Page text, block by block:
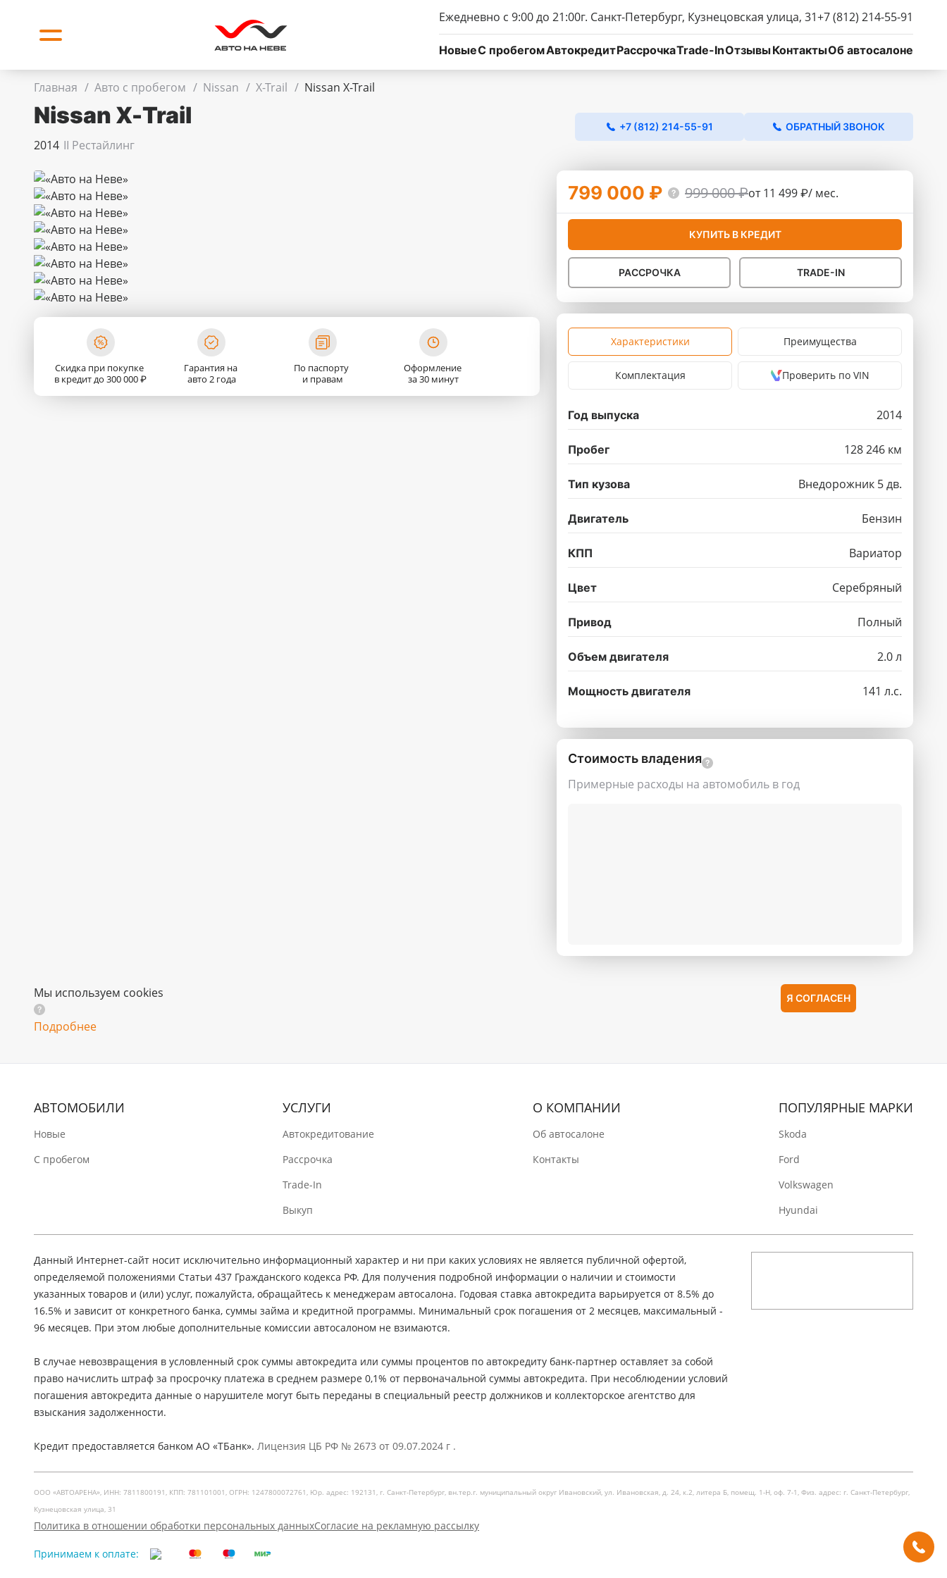
Ежедневно с 9:00 до 21:00г. Санкт-Петербург, Кузнецовская улица, 31+7 (812) 214-55-91
НовыеC пробегомАвтокредитРассрочкаTrade-InОтзывыКонтактыОб автосалоне
Главная / Авто с пробегом / Nissan / X-Trail / Nissan X-Trail
Nissan X-Trail
2014 II Рестайлинг
+7 (812) 214-55-91 ОБРАТНЫЙ ЗВОНОК
Скидка при покупке
в кредит до 300 000 ₽
Гарантия на
авто 2 года
По паспорту
и правам
Оформление
за 30 минут
799 000 ₽ 999 000 ₽от 11 499 ₽/ мес.
КУПИТЬ В КРЕДИТ
РАССРОЧКА TRADE-IN
Характеристики Преимущества
Комплектация Проверить по VIN
Год выпуска 2014
Пробег 128 246 км
Тип кузова Внедорожник 5 дв.
Двигатель Бензин
КПП Вариатор
Цвет Серебряный
Привод Полный
Объем двигателя 2.0 л
Мощность двигателя 141 л.с.
Стоимость владения
Примерные расходы на автомобиль в год
Мы используем cookies
Подробнее
Я СОГЛАСЕН
АВТОМОБИЛИ
Новые
C пробегом
УСЛУГИ
Автокредитование
Рассрочка
Trade-In
Выкуп
О КОМПАНИИ
Об автосалоне
Контакты
ПОПУЛЯРНЫЕ МАРКИ
Skoda
Ford
Volkswagen
Hyundai
Данный Интернет-сайт носит исключительно информационный характер и ни при каких условиях не является публичной офертой,
определяемой положениями Статьи 437 Гражданского кодекса РФ. Для получения подробной информации о наличии и стоимости
указанных товаров и (или) услуг, пожалуйста, обращайтесь к менеджерам автосалона. Годовая ставка автокредита варьируется от 8.5% до
16.5% и зависит от конкретного банка, суммы займа и кредитной программы. Минимальный срок погашения от 2 месяцев, максимальный -
96 месяцев. При этом любые дополнительные комиссии автосалоном не взимаются.
В случае невозвращения в условленный срок суммы автокредита или суммы процентов по автокредиту банк-партнер оставляет за собой
право начислить штраф за просрочку платежа в среднем размере 0,1% от первоначальной суммы автокредита. При несоблюдении условий
погашения автокредита данные о нарушителе могут быть переданы в специальный реестр должников и коллекторское агентство для
взыскания задолженности.
Кредит предоставляется банком АО «ТБанк». Лицензия ЦБ РФ № 2673 от 09.07.2024 г .
ООО «АВТОАРЕНА», ИНН: 7811800191, КПП: 781101001, ОГРН: 1247800072761, Юр. адрес: 192131, г. Санкт-Петербург, вн.тер.г. муниципальный округ Ивановский, ул. Ивановская, д. 24, к.2, литера Б, помещ. 1-Н, оф. 7-1, Физ. адрес: г. Санкт-Петербург,
Кузнецовская улица, 31
Политика в отношении обработки персональных данныхСогласие на рекламную рассылку
Принимаем к оплате: